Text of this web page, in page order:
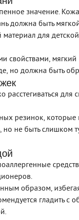
значение.
должна быть
материал для
свойствами,
но должна быть
расстегиваться
резинок,
не быть слишком
образом,
гладить с